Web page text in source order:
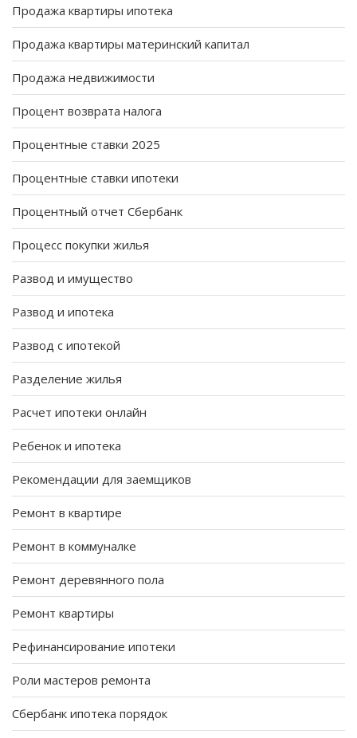
Продажа квартиры ипотека
Продажа квартиры материнский капитал
Продажа недвижимости
Процент возврата налога
Процентные ставки 2025
Процентные ставки ипотеки
Процентный отчет Сбербанк
Процесс покупки жилья
Развод и имущество
Развод и ипотека
Развод с ипотекой
Разделение жилья
Расчет ипотеки онлайн
Ребенок и ипотека
Рекомендации для заемщиков
Ремонт в квартире
Ремонт в коммуналке
Ремонт деревянного пола
Ремонт квартиры
Рефинансирование ипотеки
Роли мастеров ремонта
Сбербанк ипотека порядок